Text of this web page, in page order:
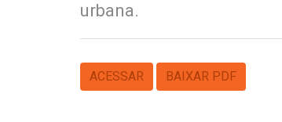
urbana.
ACESSAR BAIXAR PDF